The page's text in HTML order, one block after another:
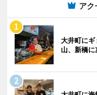
アク
大井町に
山、新橋